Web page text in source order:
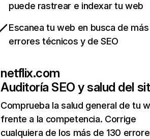
puede rastrear e indexar tu web
Escanea tu web en busca de
errores técnicos y de SEO
netflix.com
Auditoría SEO y salud del
Comprueba la salud general de tu
frente a la competencia. Corrige
cualquiera de los más de 130